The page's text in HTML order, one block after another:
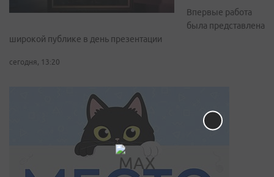
Впервые работа
была представлена
широкой публике в день презентации
сегодня, 13:20